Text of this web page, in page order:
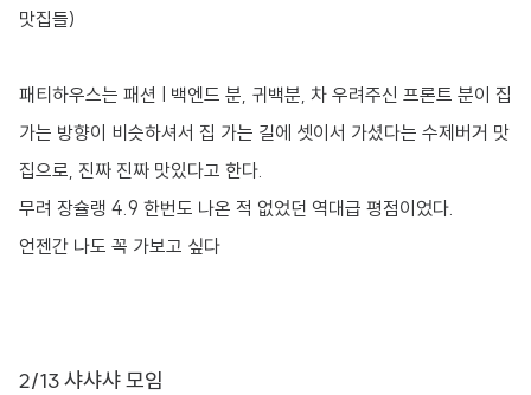
맛집들)
패티하우스는 패션 I 백엔드 분, 귀백분, 차 우려주신 프론트 분이 집
가는 방향이 비슷하셔서 집 가는 길에 셋이서 가셨다는 수제버거 맛
집으로, 진짜 진짜 맛있다고 한다.
무려 장슐랭 4.9 한번도 나온 적 없었던 역대급 평점이었다.
언젠간 나도 꼭 가보고 싶다
2/13 샤샤샤 모임